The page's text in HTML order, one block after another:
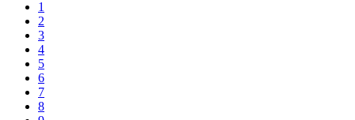
1
2
3
4
5
6
7
8